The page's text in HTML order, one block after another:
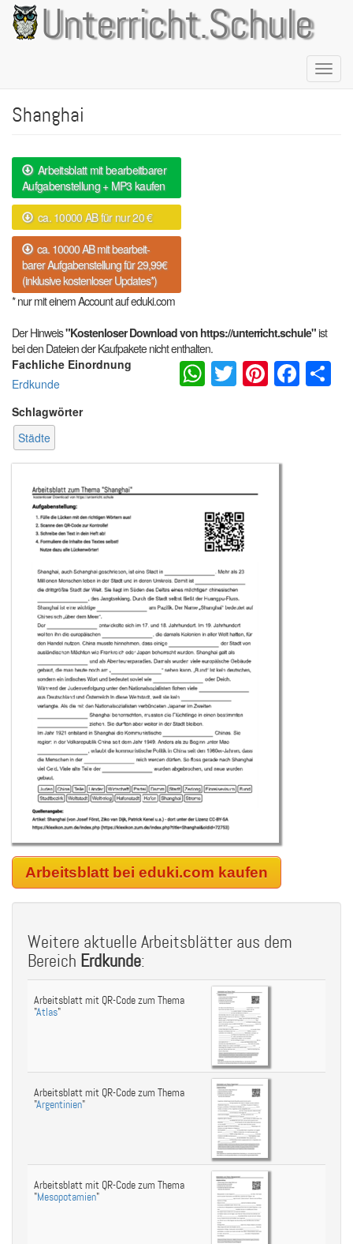
Direkt
zum
Inhalt
Unterricht.Schule
Shanghai
Arbeitsblatt mit bearbeitbarer
Aufgabenstellung + MP3 kaufen
ca. 10000 AB für nur 20 €
ca. 10000 AB mit bearbeit-
barer Aufgabenstellung für 29,99€
(inklusive kostenloser Updates*)
* nur mit einem Account auf eduki.com
Der Hinweis"Kostenloser Download von https://unterricht.schule"ist
bei den Dateien der Kaufpakete nicht enthalten.
Fachliche Einordnung
Erdkunde
Schlagwörter
Städte
WhatsApp
Twitter
Arbeitsblatt bei eduki.com kaufen
Weitere aktuelle Arbeitsblätter aus dem
Bereich Erdkunde:
Arbeitsblatt mit QR-Code zum Thema
"Atlas"
Arbeitsblatt mit QR-Code zum Thema
"Argentinien"
Arbeitsblatt mit QR-Code zum Thema
"Mesopotamien"